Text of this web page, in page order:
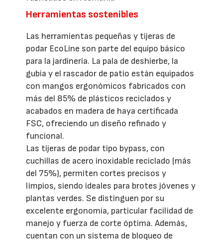
Herramientas sostenibles
Las herramientas pequeñas y tijeras de
podar EcoLine son parte del equipo básico
para la jardinería. La pala de deshierbe, la
gubia y el rascador de patio están equipados
con mangos ergonómicos fabricados con
más del 85% de plásticos reciclados y
acabados en madera de haya certificada
FSC, ofreciendo un diseño refinado y
funcional.
Las tijeras de podar tipo bypass, con
cuchillas de acero inoxidable reciclado (más
del 75%), permiten cortes precisos y
limpios, siendo ideales para brotes jóvenes y
plantas verdes. Se distinguen por su
excelente ergonomía, particular facilidad de
manejo y fuerza de corte óptima. Además,
cuentan con un sistema de bloqueo de